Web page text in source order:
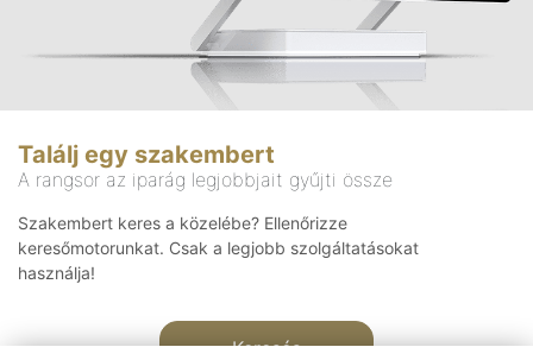
Találj egy szakembert
A rangsor az iparág legjobbjait gyűjti össze
Szakembert keres a közelébe? Ellenőrizze
keresőmotorunkat. Csak a legjobb szolgáltatásokat
használja!